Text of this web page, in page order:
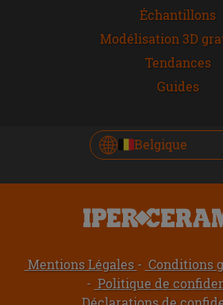
Échantillons
Modélisation 3D
Tendances
Guides
Belgique
Mentions Légales
Conditions
Politique de